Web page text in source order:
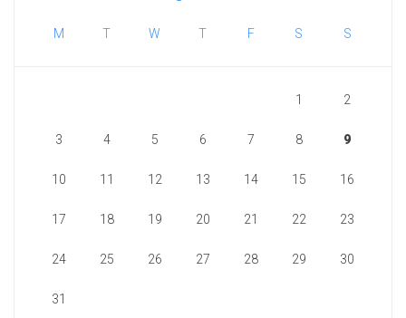
M T W T F S S
1 2
3 4 5 6 7 8 9
10 11 12 13 14 15 16
17 18 19 20 21 22 23
24 25 26 27 28 29 30
31